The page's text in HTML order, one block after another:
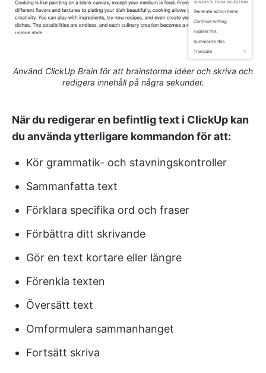
Använd ClickUp Brain för att brainstorma idéer och skriva och
redigera innehåll på några sekunder.
När du redigerar en befintlig text i ClickUp kan
du använda ytterligare kommandon för att:
Kör grammatik- och stavningskontroller
Sammanfatta text
Förklara specifika ord och fraser
Förbättra ditt skrivande
Gör en text kortare eller längre
Förenkla texten
Översätt text
Omformulera sammanhanget
Fortsätt skriva